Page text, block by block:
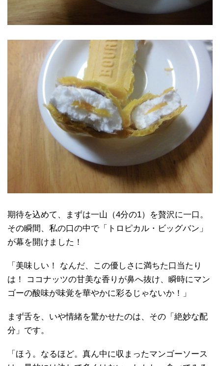
期待を込めて、まずは一山（4分の1）を贅沢に一口。
その瞬間、私の口の中で「トロピカル・ビッグバン」
が幕を開けました！
「美味しい！ なんだ、この優しさに満ちた口当たり
は！ ココナッツの甘美な香りが鼻へ抜け、瞬時にマン
ゴーの酸味が味覚を華やかに彩るじゃないか！」
まず舌を、いや情緒を驚かせたのは、その「絶妙な配
分」です。
「ほう。なるほど。真ん中に収まったマンゴーソース